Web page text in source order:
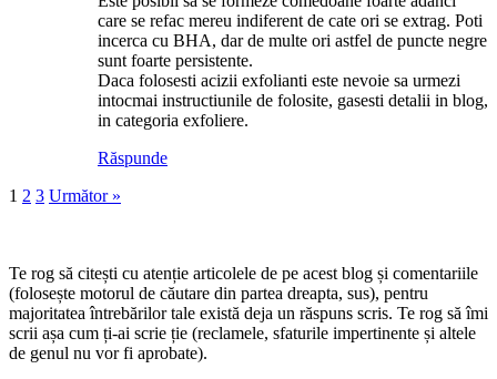
care se refac mereu indiferent de cate ori se extrag. Poti
incerca cu BHA, dar de multe ori astfel de puncte negre
sunt foarte persistente.
Daca folosesti acizii exfolianti este nevoie sa urmezi
intocmai instructiunile de folosite, gasesti detalii in blog,
in categoria exfoliere.
Răspunde
1 2 3 Următor »
Te rog să citești cu atenție articolele de pe acest blog și comentariile
(folosește motorul de căutare din partea dreapta, sus), pentru
majoritatea întrebărilor tale există deja un răspuns scris. Te rog să îmi
scrii așa cum ți-ai scrie ție (reclamele, sfaturile impertinente și altele
de genul nu vor fi aprobate).